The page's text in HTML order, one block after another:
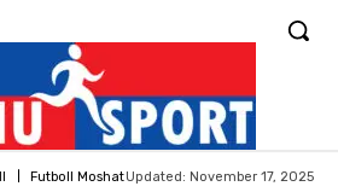
Futboll MoshatUpdated: November 17, 2025